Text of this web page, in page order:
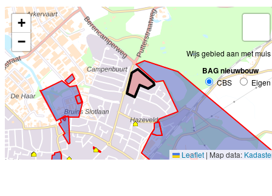
+
−
Wijs gebied aan met muis
BAG nieuwbouw
CBS Eigen
Leaflet | Map data: